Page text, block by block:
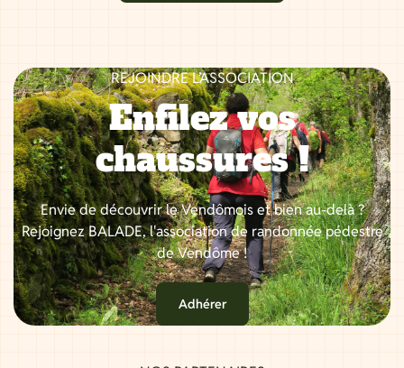
REJOINDRE L’ASSOCIATION
Enfilez vos
chaussures !
Envie de découvrir le Vendômois et bien au-delà ?
Rejoignez BALADE, l'association de randonnée pédestre
de Vendôme !
Adhérer